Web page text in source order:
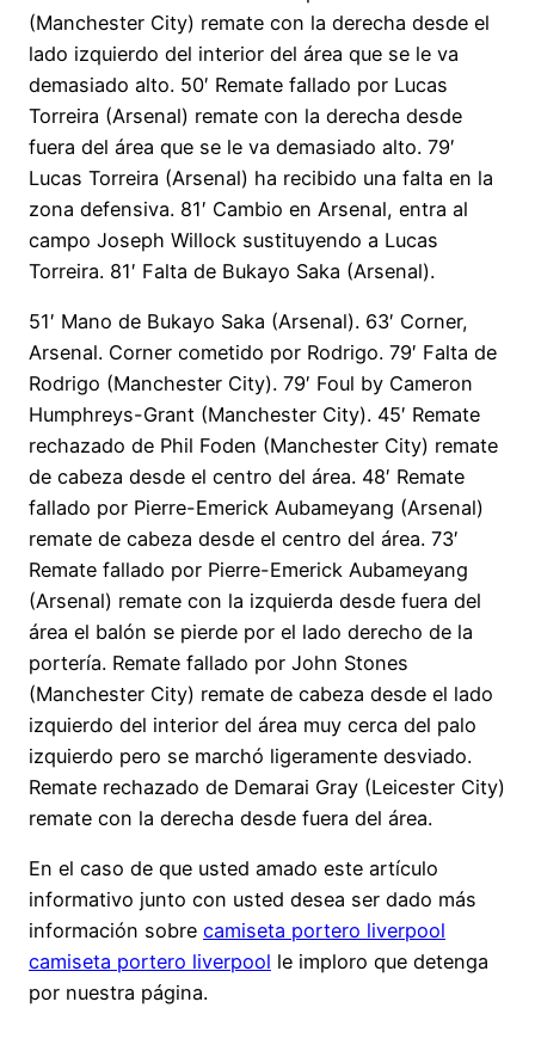
(Manchester City) remate con la derecha desde el
lado izquierdo del interior del área que se le va
demasiado alto. 50′ Remate fallado por Lucas
Torreira (Arsenal) remate con la derecha desde
fuera del área que se le va demasiado alto. 79′
Lucas Torreira (Arsenal) ha recibido una falta en la
zona defensiva. 81′ Cambio en Arsenal, entra al
campo Joseph Willock sustituyendo a Lucas
Torreira. 81′ Falta de Bukayo Saka (Arsenal).
51′ Mano de Bukayo Saka (Arsenal). 63′ Corner,
Arsenal. Corner cometido por Rodrigo. 79′ Falta de
Rodrigo (Manchester City). 79′ Foul by Cameron
Humphreys-Grant (Manchester City). 45′ Remate
rechazado de Phil Foden (Manchester City) remate
de cabeza desde el centro del área. 48′ Remate
fallado por Pierre-Emerick Aubameyang (Arsenal)
remate de cabeza desde el centro del área. 73′
Remate fallado por Pierre-Emerick Aubameyang
(Arsenal) remate con la izquierda desde fuera del
área el balón se pierde por el lado derecho de la
portería. Remate fallado por John Stones
(Manchester City) remate de cabeza desde el lado
izquierdo del interior del área muy cerca del palo
izquierdo pero se marchó ligeramente desviado.
Remate rechazado de Demarai Gray (Leicester City)
remate con la derecha desde fuera del área.
En el caso de que usted amado este artículo
informativo junto con usted desea ser dado más
información sobre camiseta portero liverpool
camiseta portero liverpool le imploro que detenga
por nuestra página.